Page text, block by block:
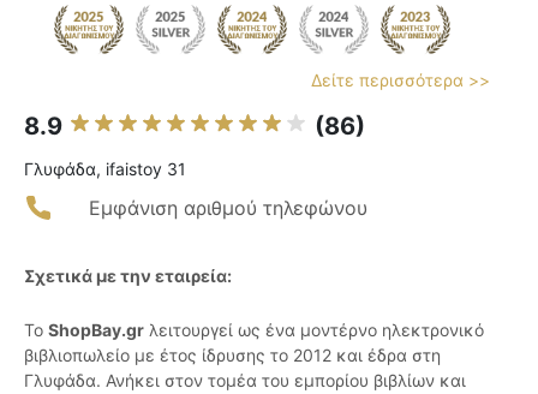
Δείτε περισσότερα >>
8.9 (86)
Γλυφάδα, ifaistoy 31
Εμφάνιση αριθμού τηλεφώνου
Σχετικά με την εταιρεία:
Το ShopBay.gr λειτουργεί ως ένα μοντέρνο ηλεκτρονικό
βιβλιοπωλείο με έτος ίδρυσης το 2012 και έδρα στη
Γλυφάδα. Ανήκει στον τομέα του εμπορίου βιβλίων και